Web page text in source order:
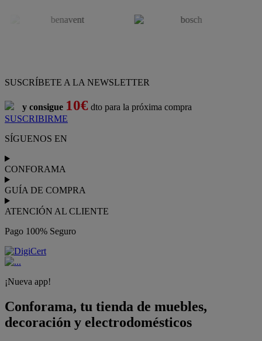
SUSCRÍBETE A LA NEWSLETTER
y consigue 10€ dto para la próxima compra
SUSCRIBIRME
SÍGUENOS EN
CONFORAMA
GUÍA DE COMPRA
ATENCIÓN AL CLIENTE
Pago 100% Seguro
¡Nueva app!
Conforama, tu tienda de muebles,
decoración y electrodomésticos